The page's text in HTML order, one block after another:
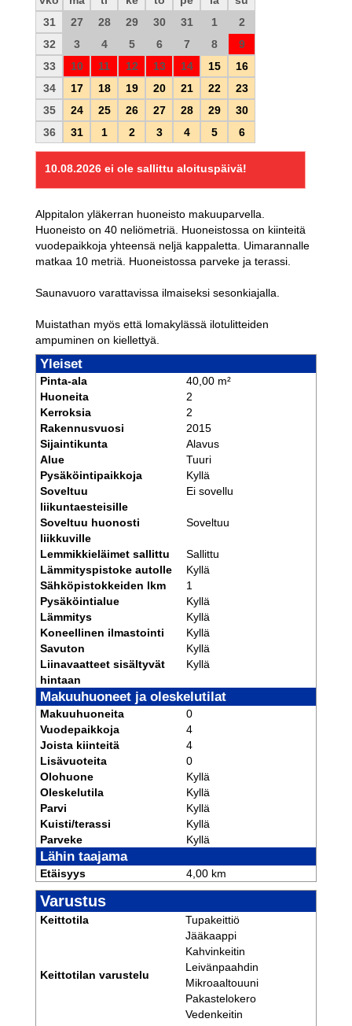
31
27 28 29 30 31 1
2
32
3 4 5 6 7 8
9
33
10 11 12 13 14 15
16
34
17 18 19 20 21 22
23
35
24 25 26 27 28 29
30
36
31 1 2 3 4 5 6
10.08.2026 ei ole sallittu aloituspäivä!
Alppitalon yläkerran huoneisto makuuparvella.
Huoneisto on 40 neliömetriä. Huoneistossa on kiinteitä
vuodepaikkoja yhteensä neljä kappaletta. Uimarannalle
matkaa 10 metriä. Huoneistossa parveke ja terassi.
Saunavuoro varattavissa ilmaiseksi sesonkiajalla.
Muistathan myös että lomakylässä ilotulitteiden
ampuminen on kiellettyä.
Yleiset
Pinta-ala
40,00 m²
Huoneita
2
Kerroksia
2
Rakennusvuosi
2015
Sijaintikunta
Alavus
Alue
Tuuri
Pysäköintipaikkoja
Kyllä
Soveltuu
liikuntaesteisille
Ei sovellu
Soveltuu huonosti
liikkuville
Soveltuu
Lemmikkieläimet sallittu
Sallittu
Lämmityspistoke autolle
Kyllä
Sähköpistokkeiden lkm
1
Pysäköintialue
Kyllä
Lämmitys
Kyllä
Koneellinen ilmastointi
Kyllä
Savuton
Kyllä
Liinavaatteet sisältyvät
hintaan
Kyllä
Makuuhuoneet ja oleskelutilat
Makuuhuoneita
0
Vuodepaikkoja
4
Joista kiinteitä
4
Lisävuoteita
0
Olohuone
Kyllä
Oleskelutila
Kyllä
Parvi
Kyllä
Kuisti/terassi
Kyllä
Parveke
Kyllä
Lähin taajama
Etäisyys 4,00 km
Varustus
Keittotila Tupakeittiö
Keittotilan varustelu
Jääkaappi
Kahvinkeitin
Leivänpaahdin
Mikroaaltouuni
Pakastelokero
Vedenkeitin